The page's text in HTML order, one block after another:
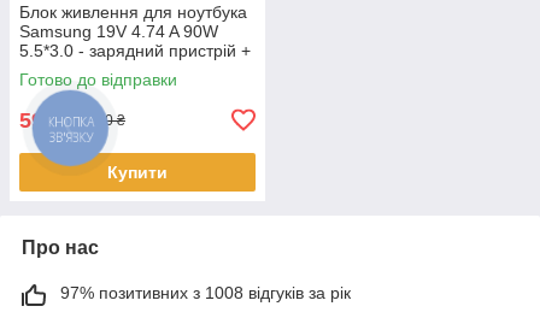
Блок живлення для ноутбука
Samsung 19V 4.74 A 90W
5.5*3.0 - зарядний пристрій +
кабель 220B
Готово до відправки
595₴ 650 ₴
Купити
Про нас
97% позитивних з 1008 відгуків за рік